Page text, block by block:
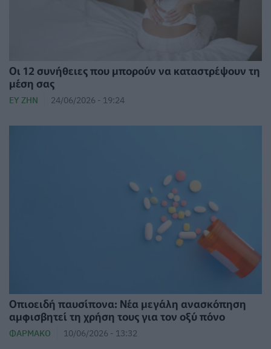
Οι 12 συνήθειες που μπορούν να καταστρέψουν τη
μέση σας
ΕΥ ΖΗΝ 24/06/2026 - 19:24
Οπιοειδή παυσίπονα: Νέα μεγάλη ανασκόπηση
αμφισβητεί τη χρήση τους για τον οξύ πόνο
ΦΆΡΜΑΚΟ 10/06/2026 - 13:32